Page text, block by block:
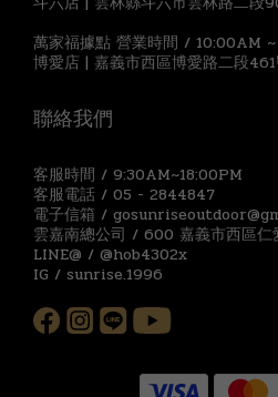
萬家福據點 營業時間 / 10:00AM
博愛店 | 嘉義市西區博愛路二段
聯絡我們
客服時間 / 9:30AM~18:00PM
客服電話 / 05 - 2844847
電子信箱 /
雲嘉南總公司 / 600 嘉義市西區仁
LINE@ / @hob4302x
IG / sunrise.1996